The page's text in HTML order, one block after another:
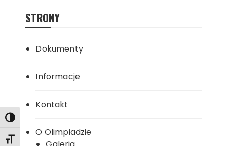
Toggle High Contrast
Toggle Font size
STRONY
Dokumenty
Informacje
Kontakt
O Olimpiadzie